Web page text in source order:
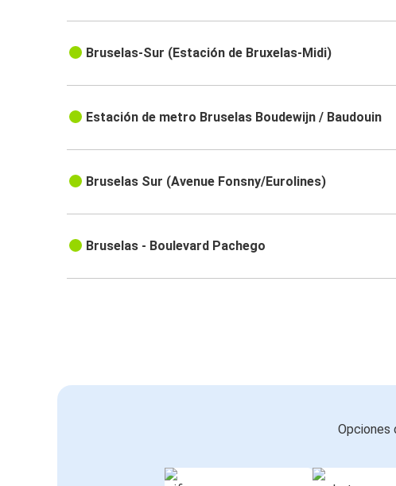
Bruselas-Sur (Estación de Bruxelas-Midi)
Estación de metro Bruselas Boudewijn / Baudouin
Bruselas Sur (Avenue Fonsny/Eurolines)
Bruselas - Boulevard Pachego
Opciones